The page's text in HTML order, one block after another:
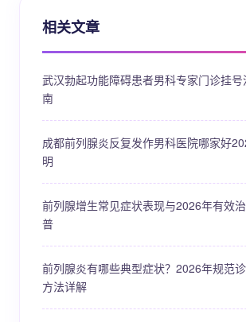
相关文章
武汉勃起功能障碍患者男科专家门诊挂
南
成都前列腺炎反复发作男科医院哪家好
明
前列腺增生常见症状表现与2026年有效
普
前列腺炎有哪些典型症状？2026年规范
方法详解